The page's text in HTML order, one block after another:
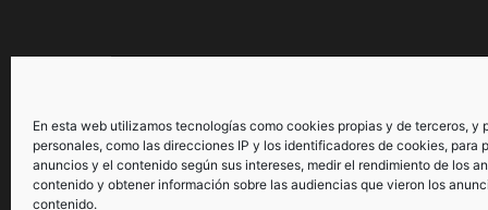
En esta web utilizamos tecnologías como cookies propias y de terceros, y
personales, como las direcciones IP y los identificadores de cookies, para
anuncios y el contenido según sus intereses, medir el rendimiento de los
contenido y obtener información sobre las audiencias que vieron los
contenido.
> Consulta aquí nuestras políticas de
legal